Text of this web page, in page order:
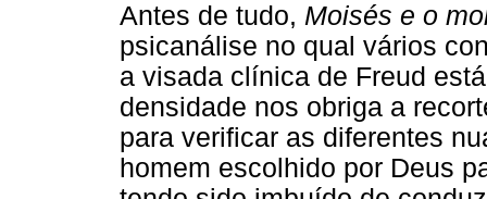
Antes de tudo, Moisés e o
psicanálise no qual vários
a visada clínica de Freud
densidade nos obriga a
para verificar as diferentes
homem escolhido por Deus